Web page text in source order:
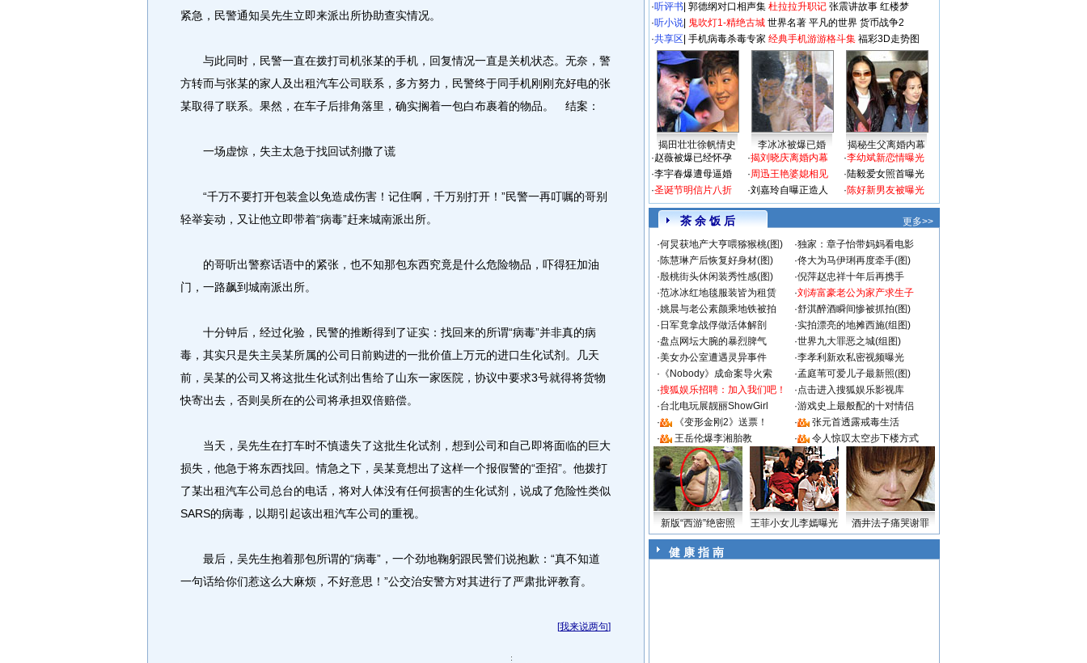
紧急，民警通知吴先生立即来派出所协助查实情况。
与此同时，民警一直在拨打司机张某的手机，回复情况一直是关机状态。无奈，警
方转而与张某的家人及出租汽车公司联系，多方努力，民警终于同手机刚刚充好电的张
某取得了联系。果然，在车子后排角落里，确实搁着一包白布裹着的物品。 结案：
一场虚惊，失主太急于找回试剂撒了谎
“千万不要打开包装盒以免造成伤害！记住啊，千万别打开！”民警一再叮嘱的哥别
轻举妄动，又让他立即带着“病毒”赶来城南派出所。
的哥听出警察话语中的紧张，也不知那包东西究竟是什么危险物品，吓得狂加油
门，一路飙到城南派出所。
十分钟后，经过化验，民警的推断得到了证实：找回来的所谓“病毒”并非真的病
毒，其实只是失主吴某所属的公司日前购进的一批价值上万元的进口生化试剂。几天
前，吴某的公司又将这批生化试剂出售给了山东一家医院，协议中要求3号就得将货物
快寄出去，否则吴所在的公司将承担双倍赔偿。
当天，吴先生在打车时不慎遗失了这批生化试剂，想到公司和自己即将面临的巨大
损失，他急于将东西找回。情急之下，吴某竟想出了这样一个报假警的“歪招”。他拨打
了某出租汽车公司总台的电话，将对人体没有任何损害的生化试剂，说成了危险性类似
SARS的病毒，以期引起该出租汽车公司的重视。
最后，吴先生抱着那包所谓的“病毒”，一个劲地鞠躬跟民警们说抱歉：“真不知道
一句话给你们惹这么大麻烦，不好意思！”公交治安警方对其进行了严肃批评教育。
[我来说两句]
·听评书 郭德纲对口相声集 杜拉拉升职记 张震讲故事 红楼梦
·听小说 鬼吹灯1-精绝古城 世界名著 平凡的世界 货币战争2
·共享区 手机病毒杀毒专家 经典手机游游格斗集 福彩3D走势图
揭田壮壮徐帆情史 李冰冰被爆已婚
揭秘生父离婚内幕
·赵薇被爆已经怀孕
·李宇春爆遭母逼婚
·圣诞节明信片八折
·揭刘晓庆离婚内幕
·周迅王艳婆媳相见
·刘嘉玲自曝正造人
·李幼斌新恋情曝光
·陆毅爱女照首曝光
·陈好新男友被曝光
茶 余 饭 后
更多>>
·何炅获地产大亨喂猕猴桃(图) ·独家：章子怡带妈妈看电影
·陈慧琳产后恢复好身材(图) ·佟大为马伊琍再度牵手(图)
·殷桃街头休闲装秀性感(图) ·倪萍赵忠祥十年后再携手
·范冰冰红地毯服装皆为租赁 ·刘涛富豪老公为家产求生子
·姚晨与老公素颜乘地铁被拍 ·舒淇醉酒瞬间惨被抓拍(图)
· 日军竟拿战俘做活体解剖 ·实拍漂亮的地摊西施(组图)
·盘点网坛大腕的暴烈脾气 ·世界九大罪恶之城(组图)
·美女办公室遭遇灵异事件 ·李孝利新欢私密视频曝光
· 《Nobody》成命案导火索 ·孟庭苇可爱儿子最新照(图)
·搜狐娱乐招聘：加入我们吧！ ·点击进入搜狐娱乐影视库
·台北电玩展靓丽ShowGirl ·游戏史上最般配的十对情侣
·
《变形金刚2》送票！ ·
张元首透露戒毒生活
·
王岳伦爆李湘胎教 · 令人惊叹太空步下楼方式
新版“西游”绝密照 王菲小女儿李嫣曝光 酒井法子痛哭谢罪
健 康 指 南